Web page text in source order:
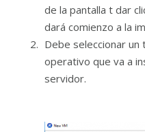
de la pantalla t dar
dará comienzo a la
Debe seleccionar
operativo que va a